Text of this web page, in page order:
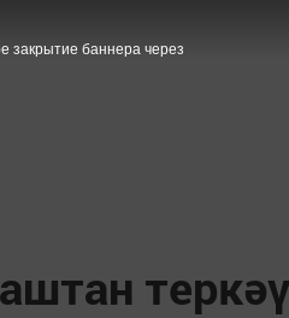
теркәү
закрытие баннера через